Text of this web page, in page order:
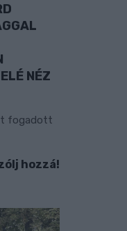
NÉZ
fogadott
hozzá!